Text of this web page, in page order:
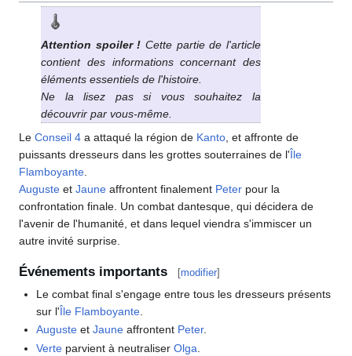
Attention spoiler ! Cette partie de l'article
contient des informations concernant des
éléments essentiels de l'histoire.
Ne la lisez pas si vous souhaitez la
découvrir par vous-même.
Le Conseil 4 a attaqué la région de Kanto, et affronte de
puissants dresseurs dans les grottes souterraines de l'Île
Flamboyante.
Auguste et Jaune affrontent finalement Peter pour la
confrontation finale. Un combat dantesque, qui décidera de
l'avenir de l'humanité, et dans lequel viendra s'immiscer un
autre invité surprise.
Événements importants [modifier]
Le combat final s'engage entre tous les dresseurs présents
sur l'Île Flamboyante
Auguste etJaune affrontent Peter.
Verte parvient à neutraliserOlga